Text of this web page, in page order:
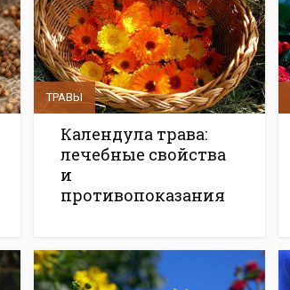
ТРАВЫ
Календула трава:
лечебные свойства
и
противопоказания